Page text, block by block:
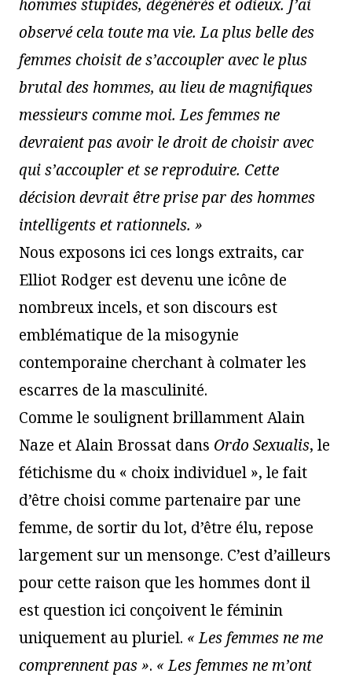
hommes stupides, dégénérés et odieux. J’ai
observé cela toute ma vie. La plus belle des
femmes choisit de s’accoupler avec le plus
brutal des hommes, au lieu de magnifiques
messieurs comme moi. Les femmes ne
devraient pas avoir le droit de choisir avec
qui s’accoupler et se reproduire. Cette
décision devrait être prise par des hommes
intelligents et rationnels. »
Nous exposons ici ces longs extraits, car
Elliot Rodger est devenu une icône de
nombreux incels, et son discours est
emblématique de la misogynie
contemporaine cherchant à colmater les
escarres de la masculinité.
Comme le soulignent brillamment Alain
Naze et Alain Brossat dans Ordo Sexualis, le
fétichisme du « choix individuel », le fait
d’être choisi comme partenaire par une
femme, de sortir du lot, d’être élu, repose
largement sur un mensonge. C’est d’ailleurs
pour cette raison que les hommes dont il
est question ici conçoivent le féminin
uniquement au pluriel. « Les femmes ne me
comprennent pas ». « Les femmes ne m’ont